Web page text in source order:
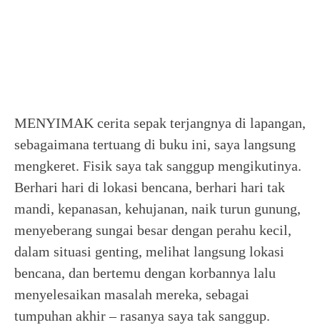
MENYIMAK cerita sepak terjangnya di lapangan,
sebagaimana tertuang di buku ini, saya langsung
mengkeret. Fisik saya tak sanggup mengikutinya.
Berhari hari di lokasi bencana, berhari hari tak
mandi, kepanasan, kehujanan, naik turun gunung,
menyeberang sungai besar dengan perahu kecil,
dalam situasi genting, melihat langsung lokasi
bencana, dan bertemu dengan korbannya lalu
menyelesaikan masalah mereka, sebagai
tumpuhan akhir – rasanya saya tak sanggup.